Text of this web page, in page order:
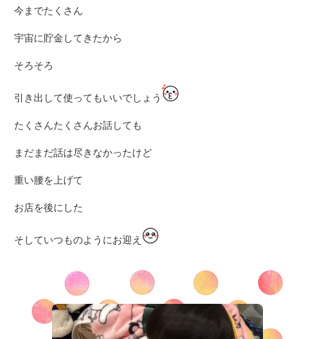
今までたくさん
宇宙に貯金してきたから
そろそろ
引き出して使ってもいいでしょう
たくさんたくさんお話しても
まだまだ話は尽きなかったけど
重い腰を上げて
お店を後にした
そしていつものようにお迎え